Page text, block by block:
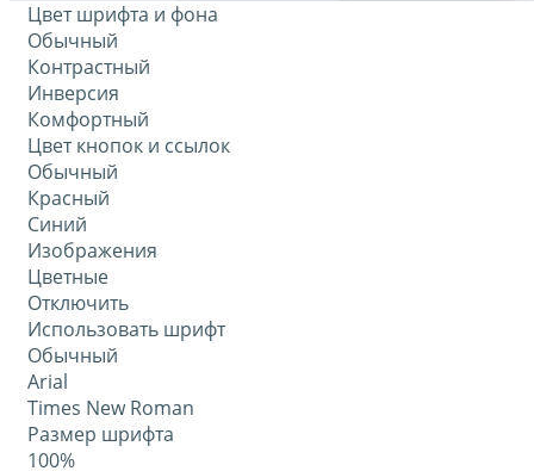
Цвет шрифта и фона
Обычный
Контрастный
Инверсия
Комфортный
Цвет кнопок и ссылок
Обычный
Красный
Синий
Изображения
Цветные
Отключить
Использовать шрифт
Обычный
Arial
Times New Roman
Размер шрифта
100%